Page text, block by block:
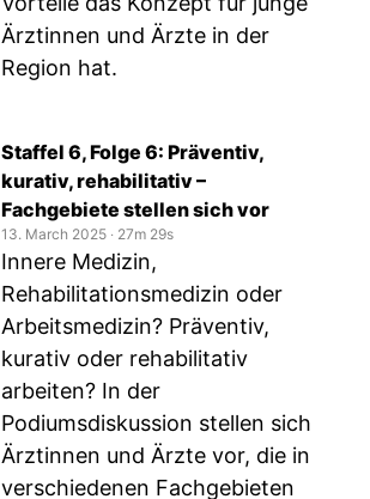
Ärztinnen und Ärzte in der
Region hat.
Staffel 6, Folge 6: Präventiv,
kurativ, rehabilitativ –
Fachgebiete stellen sich vor
13. March 2025 ‧ 27m 29s
Innere Medizin,
Rehabilitationsmedizin oder
Arbeitsmedizin? Präventiv,
kurativ oder rehabilitativ
arbeiten? In der
Podiumsdiskussion stellen sich
Ärztinnen und Ärzte vor, die in
verschiedenen Fachgebieten